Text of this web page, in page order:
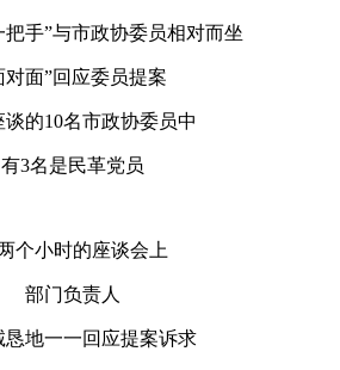
把手”与市政协委员相对而坐
对面”回应委员提案
谈的10名市政协委员中
有3名是民革党员
个小时的座谈会上
部门负责人
恳地一一回应提案诉求